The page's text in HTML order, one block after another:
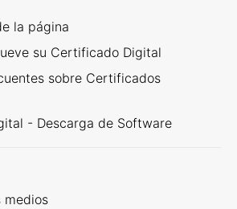
la página
su Certificado Digital
sobre Certificados
- Descarga de Software
medios